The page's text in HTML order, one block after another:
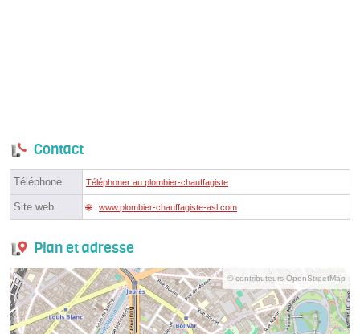
Contact
Téléphone Téléphoner au plombier-chauffagiste
Site web www.plombier-chauffagiste-asl.com
Plan et adresse
© contributeurs OpenStreetMap